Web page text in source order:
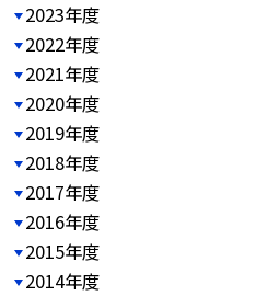
2023年度
2022年度
2021年度
2020年度
2019年度
2018年度
2017年度
2016年度
2015年度
2014年度